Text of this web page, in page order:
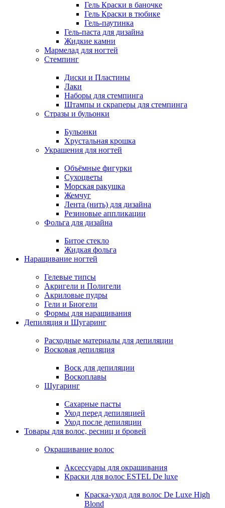
Гель Краски в баночке
Гель Краски в тюбике
Гель-паутинка
Гель-паста для дизайна
Жидкие камни
Мармелад для ногтей
Стемпинг
Диски и Пластины
Лаки
Наборы для стемпинга
Штампы и скраперы для стемпинга
Стразы и бульонки
Бульонки
Хрустальная крошка
Украшения для ногтей
Объёмные фигурки
Сухоцветы
Морская ракушка
Жемчуг
Лента (нить) для дизайна
Резиновые аппликации
Фольга для дизайна
Битое стекло
Жидкая фольга
Наращивание ногтей
Гелевые типсы
Акригели и Полигели
Акриловые пудры
Гели и Биогели
Формы для наращивания
Депиляция и Шугаринг
Расходные материалы для депиляции
Восковая депиляция
Воск для депиляции
Воскоплавы
Шугаринг
Сахарные пасты
Уход перед депиляцией
Уход после депиляции
Товары для волос, ресниц и бровей
Окрашивание волос
Аксессуары для окрашивания
Краски для волос ESTEL De luxe
Краска-уход для волос De Luxe High
Blond